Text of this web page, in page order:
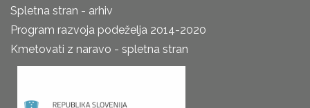
Spletna stran - arhiv
Program razvoja podeželja 2014-2020
Kmetovati z naravo - spletna stran